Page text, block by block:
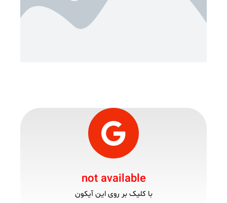
not available
با کلیک بر روی این آیکون